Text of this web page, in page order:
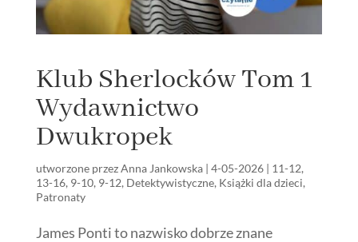
Klub Sherlocków Tom 1
Wydawnictwo
Dwukropek
utworzone przezAnna Jankowska| 4-05-2026| 11-12,
13-16, 9-10, 9-12, Detektywistyczne, Książki dla dzieci,
Patronaty
James Ponti to nazwisko dobrze znane